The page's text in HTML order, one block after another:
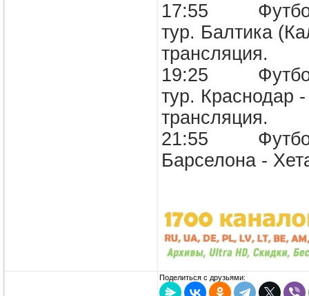
17:55 Футбол.
тур. Балтика
трансляция.
19:25 Футбол.
тур. Краснодар
трансляция.
21:55 Футбол.
Барселона -
Поделиться с друзьями: